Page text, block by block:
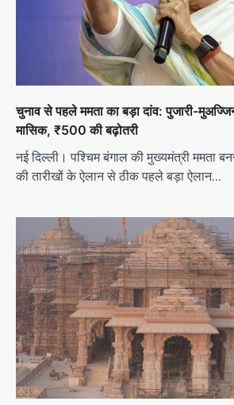
चुनाव से पहले ममता का बड़ा दांव: पुजारी-
मासिक, ₹500 की बढ़ोतरी
नई दिल्ली। पश्चिम बंगाल की मुख्यमंत्री ममता
की तारीखों के ऐलान से ठीक पहले बड़ा ऐलान…